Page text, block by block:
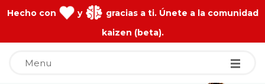
Hecho con y
gracias a ti. Únete a la comunidad
kaizen (beta).
Menu